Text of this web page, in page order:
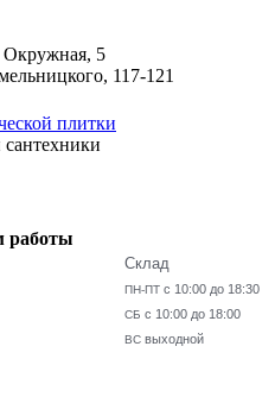
Окружная, 5
117-121
работы
Склад
ПН-ПТ с 10:00 до 18:30
СБ с 10:00 до 18:00
ВС выходной